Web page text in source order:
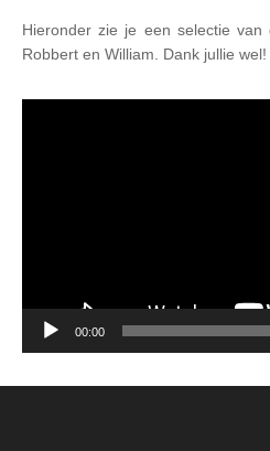
Hieronder zie je een selectie van
Robbert en William. Dank jullie wel!
00:00